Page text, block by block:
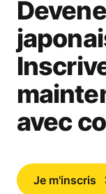
avec
Je m'inscris